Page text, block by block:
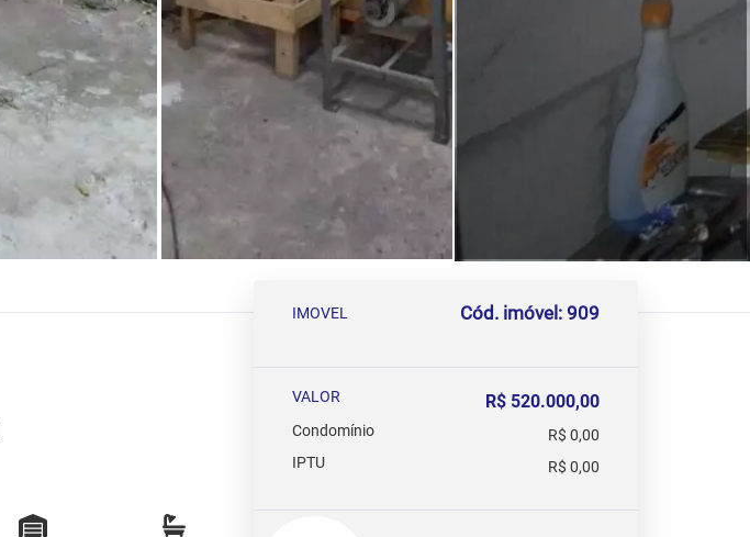
IMOVEL Cód. imóvel: 909
VALOR R$ 520.000,00
Condomínio
R$ 0,00
IPTU
R$ 0,00